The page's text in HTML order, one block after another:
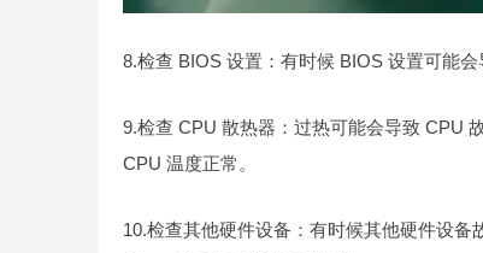
8.检查 BIOS 设置：有时候 BIOS 设置可能
9.检查 CPU 散热器：过热可能会导致 CPU
CPU 温度正常。
10.检查其他硬件设备：有时候其他硬件设